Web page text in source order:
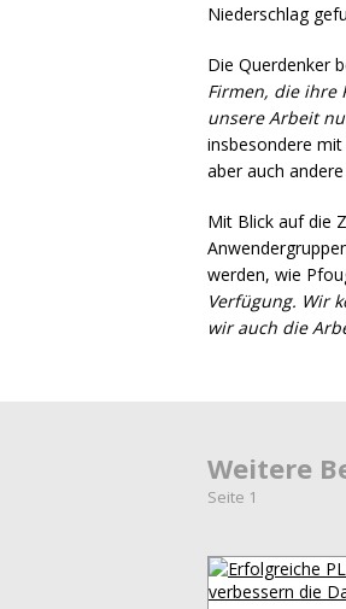
Niederschlag
Die Querdenker
Firmen, die ihre
unsere Arbeit
insbesondere
aber auch
Mit Blick auf die
werden, wie
Verfügung. Wir
wir auch die
Weitere
Seite 1